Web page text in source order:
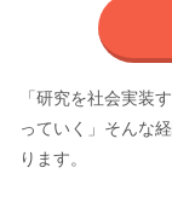
「研究を社会実装
っていく」そんな
ります。